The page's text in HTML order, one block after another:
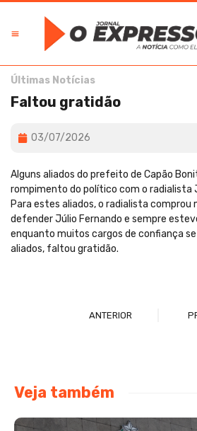
Últimas Notícias
Faltou gratidão
03/07/2026
Alguns aliados do prefeito de Capão
rompimento do político com o radialista
Para estes aliados, o radialista comprou
defender Júlio Fernando e sempre
enquanto muitos cargos de confiança
aliados, faltou gratidão.
ANTERIOR
Veja também